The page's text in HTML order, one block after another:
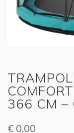
366 CM –
€ 0,00